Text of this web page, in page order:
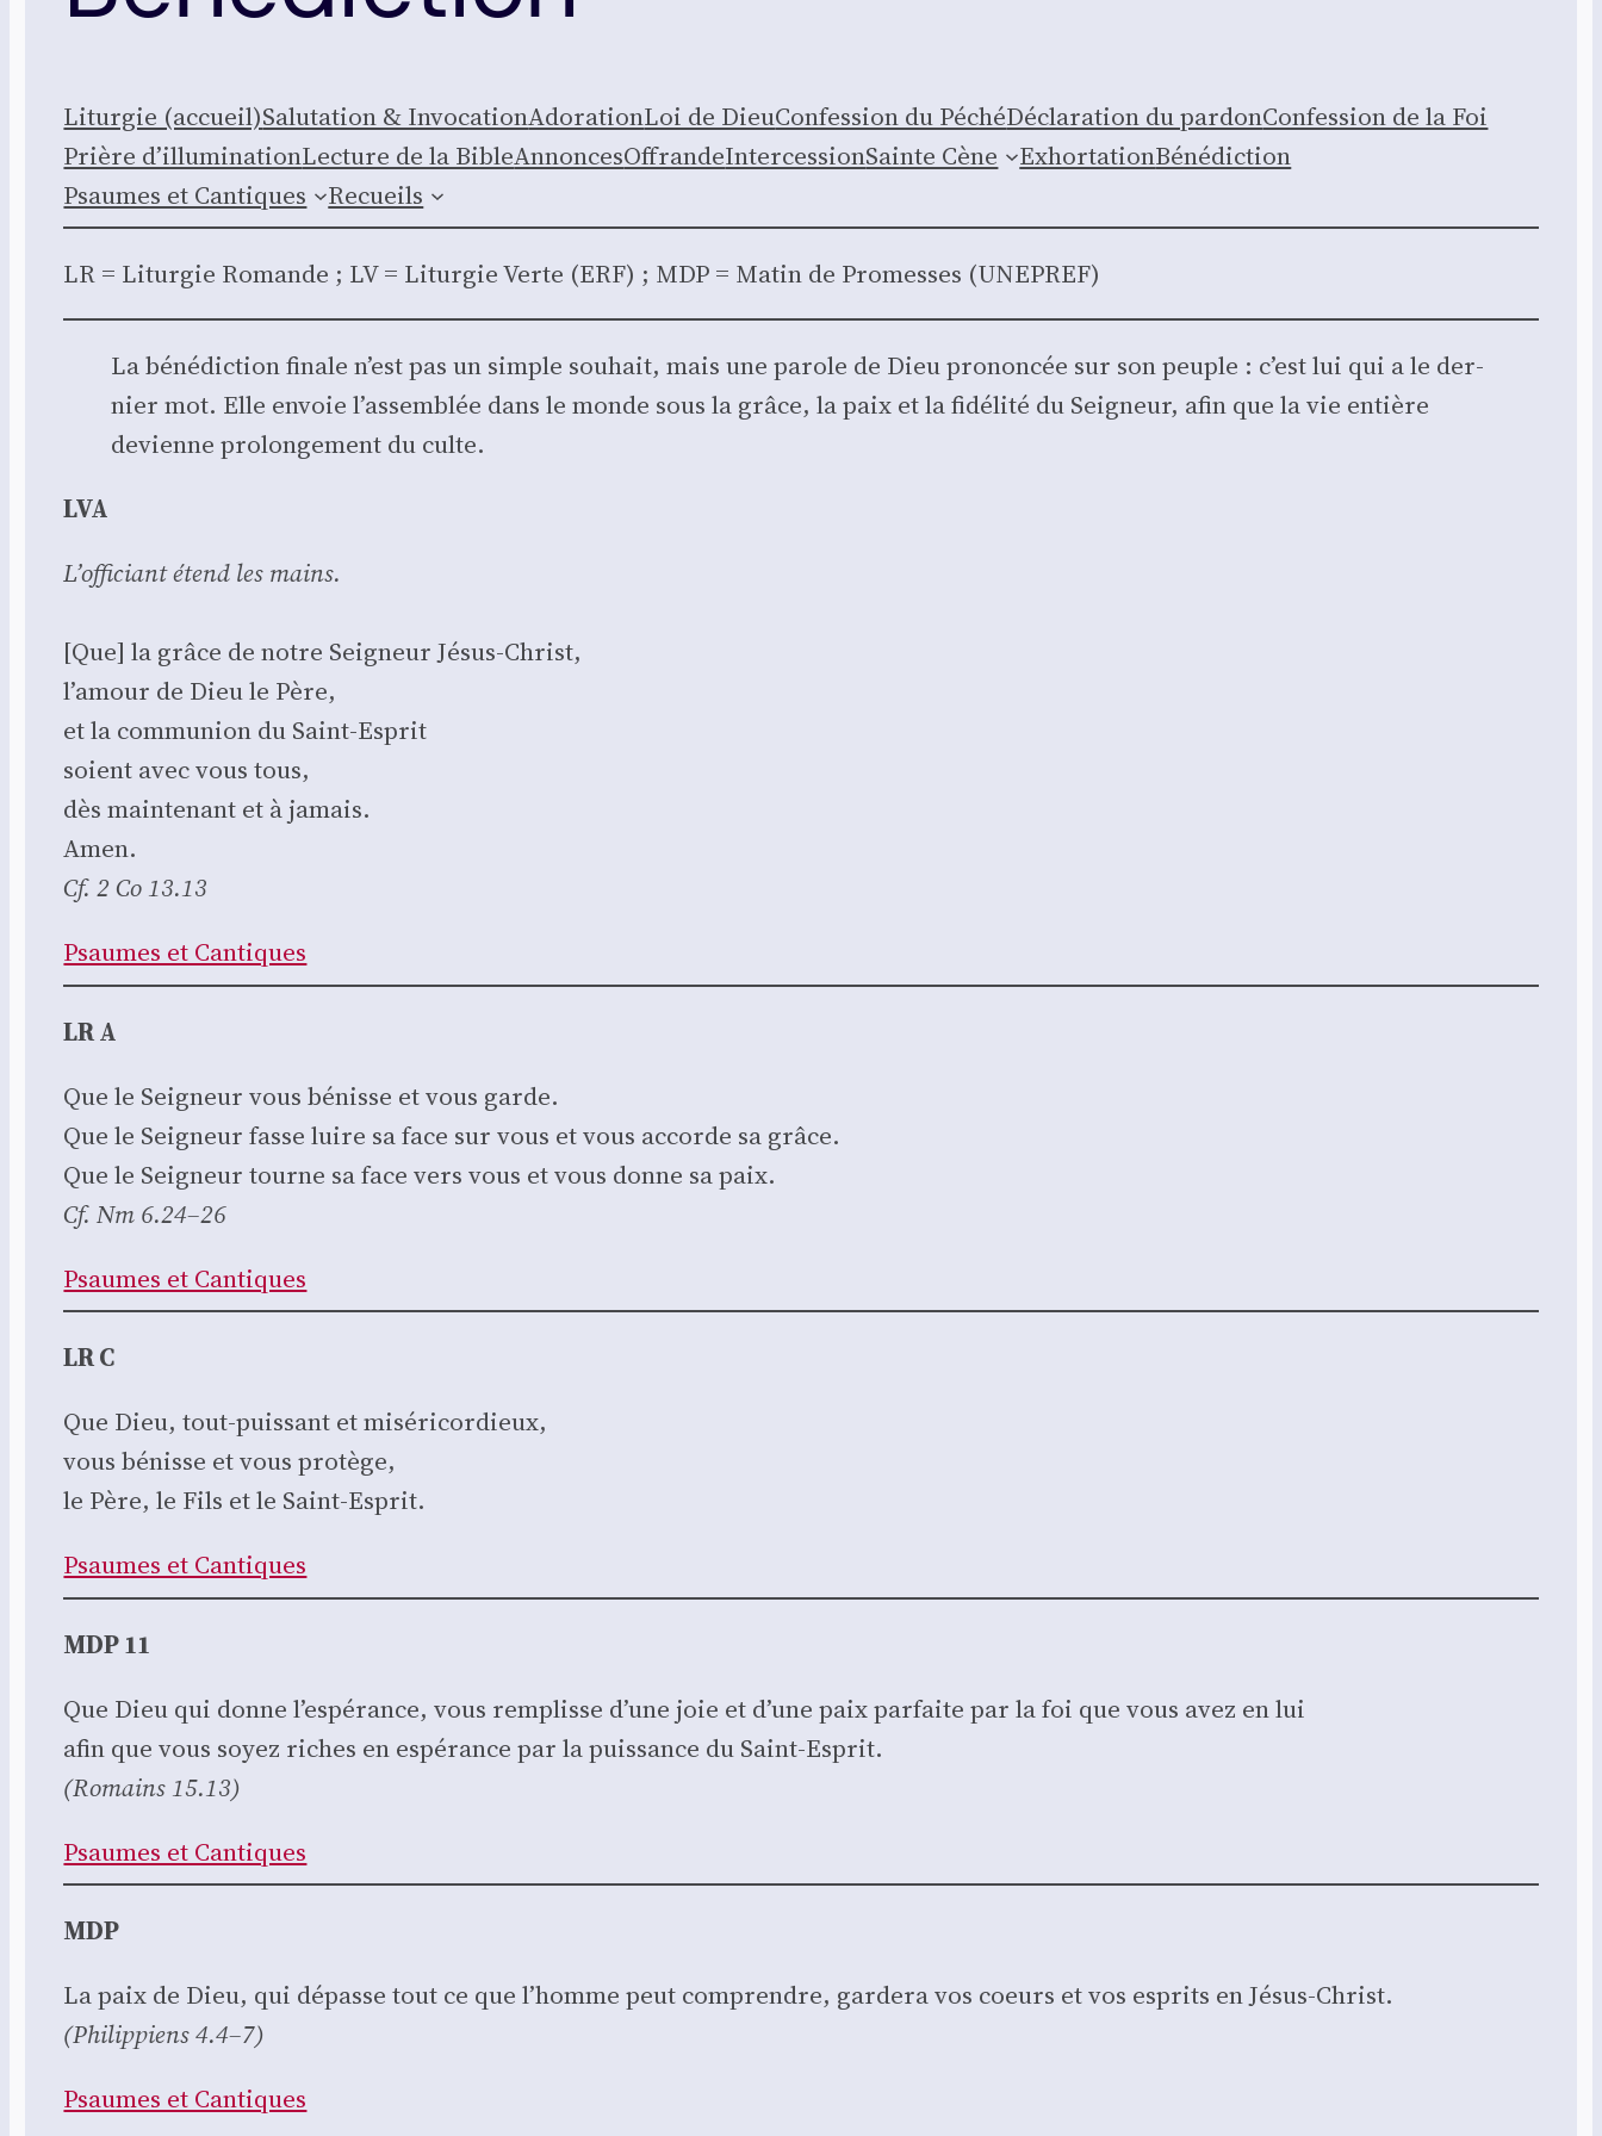
Litur­gie (accueil)Salu­ta­tion & Invo­ca­tionAdo­ra­tionLoi de DieuConfes­sion du PéchéDécla­ra­tion du par­donConfes­sion de la Foi
Prière d’illuminationLec­ture de la BibleAnnoncesOffrandeInter­ces­sionSainte Cène Exhor­ta­tionBéné­dic­tion
Psaumes et Can­tiques
Recueils
LR = Litur­gie Romande ; LV = Litur­gie Verte (ERF) ; MDP = Matin de Pro­messes (UNEPREF)
La béné­dic­tion finale n’est pas un simple sou­hait, mais une parole de Dieu pro­non­cée sur son peuple : c’est lui qui a le der­
nier mot. Elle envoie l’assemblée dans le monde sous la grâce, la paix et la fidé­li­té du Sei­gneur, afin que la vie entière
devienne pro­lon­ge­ment du culte.
LVA
L’of­fi­ciant étend les mains.
[Que] la grâce de notre Sei­gneur Jésus-Christ,
l’a­mour de Dieu le Père,
et la com­mu­nion du Saint-Esprit
soient avec vous tous,
dès main­te­nant et à jamais.
Amen.
Cf. 2 Co 13.13
Psaumes et Can­tiques
LR A
Que le Sei­gneur vous bénisse et vous garde.
Que le Sei­gneur fasse luire sa face sur vous et vous accorde sa grâce.
Que le Sei­gneur tourne sa face vers vous et vous donne sa paix.
Cf. Nm 6.24–26
Psaumes et Can­tiques
LR C
Que Dieu, tout-puis­sant et misé­ri­cor­dieux,
vous bénisse et vous pro­tège,
le Père, le Fils et le Saint-Esprit.
Psaumes et Can­tiques
MDP 11
Que Dieu qui donne l’es­pé­rance, vous rem­plisse d’une joie et d’une paix par­faite par la foi que vous avez en lui
afin que vous soyez riches en espé­rance par la puis­sance du Saint-Esprit.
(Romains 15.13)
Psaumes et Can­tiques
MDP
La paix de Dieu, qui dépasse tout ce que l’homme peut com­prendre, gar­de­ra vos coeurs et vos esprits en Jésus-Christ.
(Phi­lip­piens 4.4–7)
Psaumes et Can­tiques